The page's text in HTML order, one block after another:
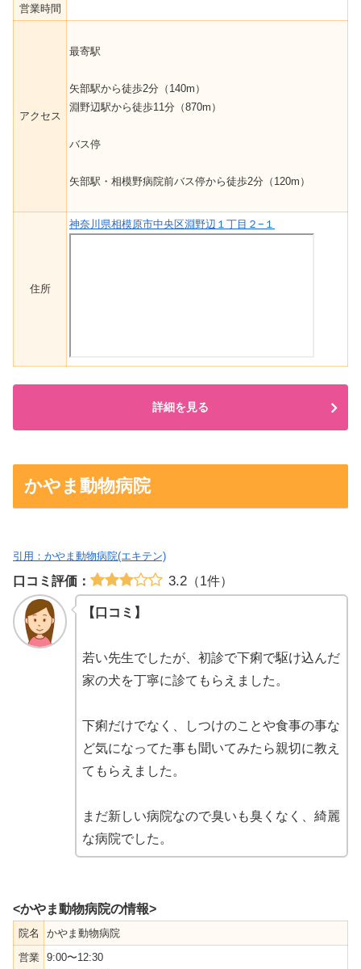
営業時間
アクセス
最寄駅
矢部駅から徒歩2分（140m）
淵野辺駅から徒歩11分（870m）
バス停
矢部駅・相模野病院前バス停から徒歩2分（120m）
住所
神奈川県相模原市中央区淵野辺１丁目２−１
詳細を見る
かやま動物病院
引用：かやま動物病院(エキテン)
口コミ評価： 3.2（1件）
【口コミ】
若い先生でしたが、初診で下痢で駆け込んだ
家の犬を丁寧に診てもらえました。
下痢だけでなく、しつけのことや食事の事な
ど気になってた事も聞いてみたら親切に教え
てもらえました。
まだ新しい病院なので臭いも臭くなく、綺麗
な病院でした。
<かやま動物病院の情報>
院名
かやま動物病院
営業
9:00〜12:30